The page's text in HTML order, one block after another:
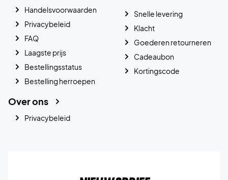
Handelsvoorwaarden
Privacybeleid
FAQ
Laagste prijs
Bestellingsstatus
Bestelling herroepen
Snelle levering
Klacht
Goederen retourneren
Cadeaubon
Kortingscode
Over ons
Privacybeleid